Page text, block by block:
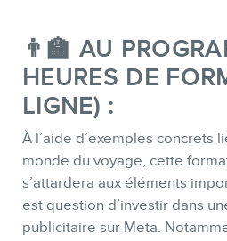
👨‍🏫 AU
HEURES DE
LIGNE) :
À l’aide d’exemples concrets
monde du voyage, cette
s’attardera aux éléments
est question d’investir dans
publicitaire sur Meta.